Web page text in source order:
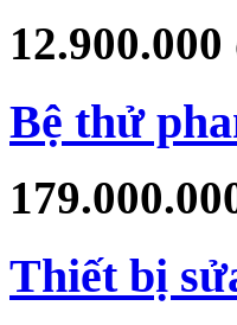
12.900.000
Bệ thử
Thiết bị